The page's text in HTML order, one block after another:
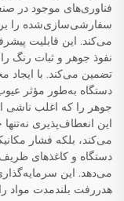
فناوری‌های موجود در
سفارشی‌سازی‌شده را بر
می‌کند. این قابلیت
نفوذ جوهر و ثبات رنگ
تضمین می‌کند. با ایجاد
دستگاه به‌طور مؤثر
جوهر را که اغلب ناشی
این انعطاف‌پذیری
می‌کند، بلکه فشار
دستگاه و کاغذهای
می‌دهد. این
هدررفت بلندمدت مواد